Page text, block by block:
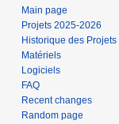
Main page
Projets 2025-2026
Historique des Projets
Matériels
Logiciels
FAQ
Recent changes
Random page